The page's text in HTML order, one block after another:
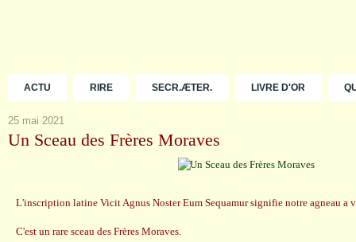
ACTU RIRE SECR.ÆTER. LIVRE D'OR
25 mai 2021
Un Sceau des Frères Moraves
L'inscription latine Vicit Agnus Noster Eum Sequamur signifie notre agneau a
C'est un rare sceau des Frères Moraves.